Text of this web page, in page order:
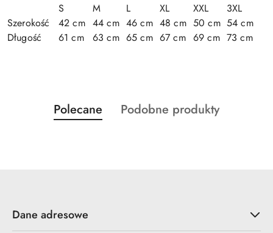
S M L XL XXL
3XL
Szerokość
42 cm 44 cm 46 cm 48 cm 50 cm 54 cm
Długość
61 cm 63 cm 65 cm 67 cm 69 cm 73 cm
Pomiń karuzelę produktów
Produkty
o
Polecane
Produkty
Podobne produkty
Dane adresowe